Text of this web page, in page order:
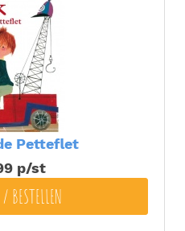
Petteflet
p/st
BESTELLEN